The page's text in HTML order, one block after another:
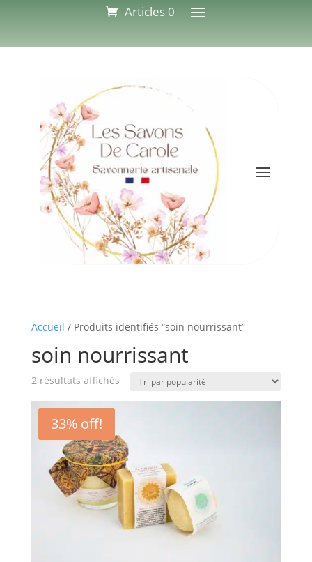
Articles 0
Accueil / Produits identifiés “soin nourrissant”
soin nourrissant
2 résultats affichésTrié
33% off!